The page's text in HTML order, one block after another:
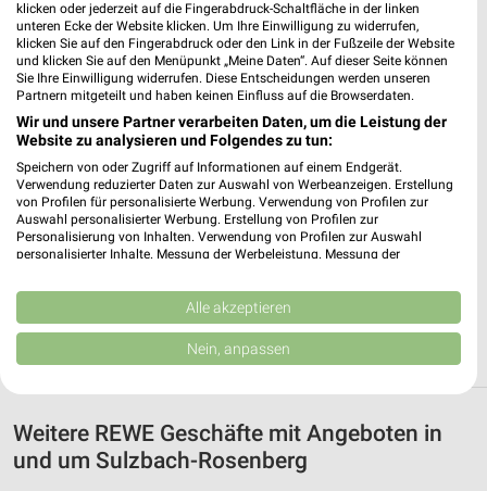
weekli - Prospekte & Angebote App
Alle REWE Angebote immer griffbereit – mit der kostenlosen
weekli App für iOS & Android.
✔Standortgenaue Angebote
✔Folge deinem Lieblingshändler
✔Push-Benachrichtigungen bei neuen Prospekten
✔Einkaufsliste - Einkauf stressfrei planen
Weitere REWE Geschäfte mit Angeboten in
und um Sulzbach-Rosenberg
klicken oder jederzeit auf die Fingerabdruck-Schaltfläche in der linken
unteren Ecke der Website klicken. Um Ihre Einwilligung zu widerrufen,
klicken Sie auf den Fingerabdruck oder den Link in der Fußzeile der Website
und klicken Sie auf den Menüpunkt „Meine Daten“. Auf dieser Seite können
Sie Ihre Einwilligung widerrufen. Diese Entscheidungen werden unseren
Partnern mitgeteilt und haben keinen Einfluss auf die Browserdaten.
Wir und unsere Partner verarbeiten Daten, um die Leistung der
Website zu analysieren und Folgendes zu tun:
Speichern von oder Zugriff auf Informationen auf einem Endgerät.
Verwendung reduzierter Daten zur Auswahl von Werbeanzeigen. Erstellung
von Profilen für personalisierte Werbung. Verwendung von Profilen zur
Auswahl personalisierter Werbung. Erstellung von Profilen zur
Personalisierung von Inhalten. Verwendung von Profilen zur Auswahl
personalisierter Inhalte. Messung der Werbeleistung. Messung der
Kombinationen von Daten aus verschiedenen Quellen. Entwicklung und
Verbesserung der Angebote. Verwendung reduzierter Daten zur Auswahl
von Inhalten.
Daten können außerhalb der Europäischen Union weitergegeben und in die
USA gesendet werden.
Website/App.
Partnerliste anzeigen (1 IAB-Anbieter)
Wir nutzen Ihre Daten für folgende Zwecke:
Alle akzeptieren
Nein, anpassen